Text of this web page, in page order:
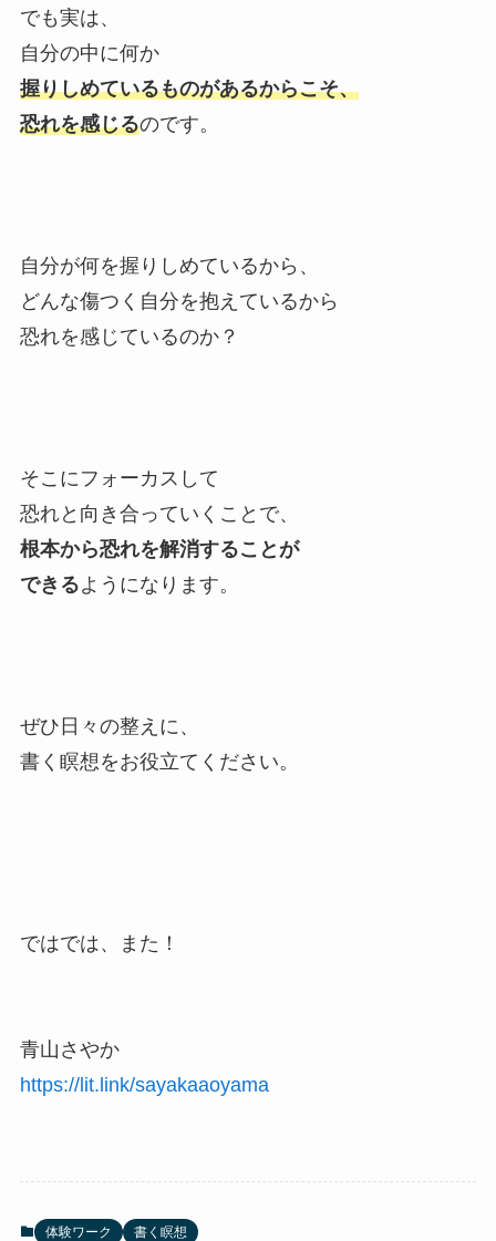
でも実は、
自分の中に何か
握りしめているものがあるからこそ、
恐れを感じるのです。
自分が何を握りしめているから、
どんな傷つく自分を抱えているから
恐れを感じているのか？
そこにフォーカスして
恐れと向き合っていくことで、
根本から恐れを解消することが
できるようになります。
ぜひ日々の整えに、
書く瞑想をお役立てください。
ではでは、また！
青山さやか
https://lit.link/sayakaaoyama
体験ワーク 書く瞑想